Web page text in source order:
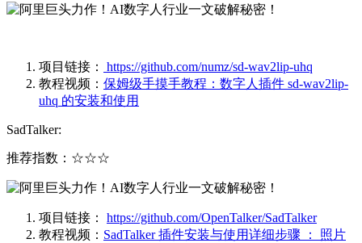
项目链接：
https://github.com/numz/sd-wav2lip-uhq
教程视频： 保姆级手摸手教程：数字人插件 sd-wav2lip-
uhq 的安装和使用
SadTalker:
推荐指数：☆☆☆
项目链接： https://github.com/OpenTalker/SadTalker
教程视频： SadTalker 插件安装与使用详细步骤 ： 照片